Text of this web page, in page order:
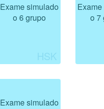
Exame simulado
o 6 grupo
o 7
Exame simulado